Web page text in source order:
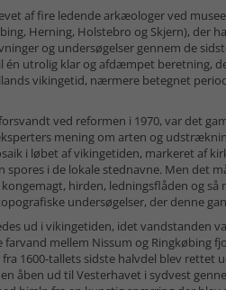
af fire ledende arkæologer ved
Herning, Holstebro og Skjern), der
og undersøgelser gennem de
én utrolig klar og afdæmpet beretning,
vikingetid, nærmere betegnet
ved reformen i 1970, var det
mening om arten og
i løbet af vikingetiden, markeret af
spores i de lokale stednavne. Men det
hirden, ledningsflåden og
undersøgelser, der denne
ud i vikingetiden, idet vandstanden
mellem Nissum og Ringkøbing
1600-tallets sidste halvdel blev rettet
åben ud til Vesterhavet i sydvest